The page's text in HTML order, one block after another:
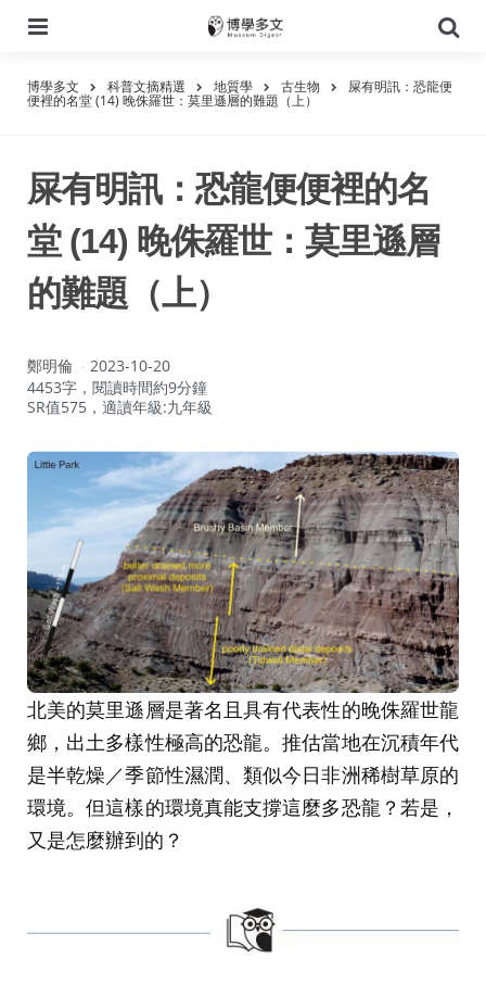
尋
博學多文 科普文摘精選 地質學 古生物 屎有明訊：恐龍便
便裡的名堂 (14) 晚侏羅世：莫里遜層的難題（上）
屎有明訊：恐龍便便裡的名
堂 (14) 晚侏羅世：莫里遜層
的難題（上）
作
者：
鄭明倫
2023-10-20
4453字，閱讀時間約9分鐘
SR值575，適讀年級:九年級
北美的莫里遜層是著名且具有代表性的晚侏羅世龍
鄉，出土多樣性極高的恐龍。推估當地在沉積年代
是半乾燥／季節性濕潤、類似今日非洲稀樹草原的
環境。但這樣的環境真能支撐這麼多恐龍？若是，
又是怎麼辦到的？